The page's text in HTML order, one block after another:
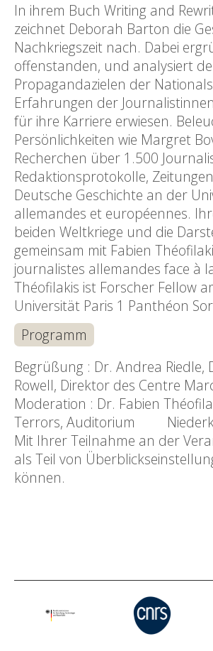
In ihrem Buch Writing and
zeichnet Deborah Barton die
Nachkriegszeit nach. Dabei
offenstanden, und analysiert
Propagandazielen der
Erfahrungen der
für ihre Karriere erwiesen.
Persönlichkeiten wie Margret
Recherchen über 1.500
Redaktionsprotokolle,
Deutsche Geschichte an der
allemandes et européennes.
beiden Weltkriege und die
gemeinsam mit Fabien
journalistes allemandes face à
Théofilakis ist Forscher Fellow
Universität Paris 1 Panthéon
Programm
Begrüßung : Dr. Andrea
Rowell, Direktor des Centre
Moderation : Dr. Fabien
Terrors, Auditorium
Mit Ihrer Teilnahme an der
als Teil von
können.